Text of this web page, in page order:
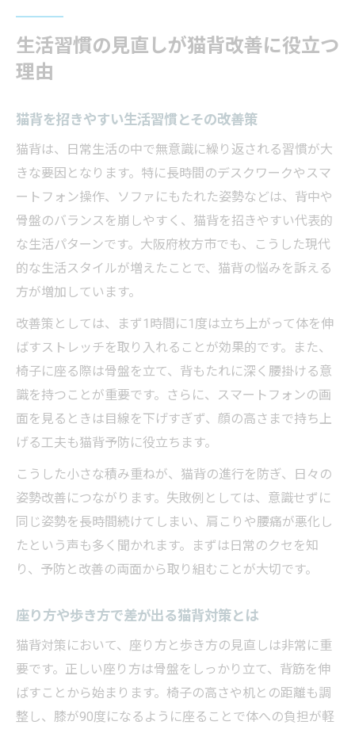
生活習慣の見直しが猫背改善に役立つ
理由
猫背を招きやすい生活習慣とその改善策
猫背は、日常生活の中で無意識に繰り返される習慣が大
きな要因となります。特に長時間のデスクワークやスマ
ートフォン操作、ソファにもたれた姿勢などは、背中や
骨盤のバランスを崩しやすく、猫背を招きやすい代表的
な生活パターンです。大阪府枚方市でも、こうした現代
的な生活スタイルが増えたことで、猫背の悩みを訴える
方が増加しています。
改善策としては、まず1時間に1度は立ち上がって体を伸
ばすストレッチを取り入れることが効果的です。また、
椅子に座る際は骨盤を立て、背もたれに深く腰掛ける意
識を持つことが重要です。さらに、スマートフォンの画
面を見るときは目線を下げすぎず、顔の高さまで持ち上
げる工夫も猫背予防に役立ちます。
こうした小さな積み重ねが、猫背の進行を防ぎ、日々の
姿勢改善につながります。失敗例としては、意識せずに
同じ姿勢を長時間続けてしまい、肩こりや腰痛が悪化し
たという声も多く聞かれます。まずは日常のクセを知
り、予防と改善の両面から取り組むことが大切です。
座り方や歩き方で差が出る猫背対策とは
猫背対策において、座り方と歩き方の見直しは非常に重
要です。正しい座り方は骨盤をしっかり立て、背筋を伸
ばすことから始まります。椅子の高さや机との距離も調
整し、膝が90度になるように座ることで体への負担が軽